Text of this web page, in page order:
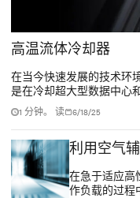
高温流体冷却器
在当今快速发展的技术环
是在冷却超大型数据中心
进步和芯片功率密度的增
续是一项长期的关键挑战。
1 分钟。 读 6/18/25
利用空气
在急于适应高
作负载的过程